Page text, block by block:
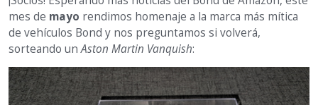
mes de mayo rendimos homenaje a la marca más mítica
de vehículos Bond y nos preguntamos si volverá,
sorteando unAston Martin Vanquish: